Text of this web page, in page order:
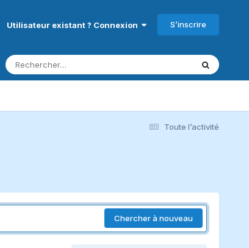
Utilisateur existant ? Connexion S’inscrire
Toute l’activité
Chercher à nouveau